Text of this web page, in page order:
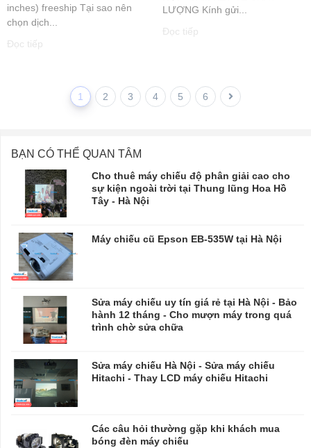
inches) freeship Tại sao nên
chọn dịch...
Đọc tiếp
LƯỢNG Kính gửi...
Đọc tiếp
1 2 3 4 5 6
BẠN CÓ THỂ QUAN TÂM
Cho thuê máy chiếu độ phân giải cao cho
sự kiện ngoài trời tại Thung lũng Hoa Hồ
Tây - Hà Nội
Máy chiếu cũ Epson EB-535W tại Hà Nội
Sửa máy chiếu uy tín giá rẻ tại Hà Nội - Bảo
hành 12 tháng - Cho mượn máy trong quá
trình chờ sửa chữa
​​​​​​​Sửa máy chiếu Hà Nội - Sửa máy chiếu
Hitachi - Thay LCD máy chiếu Hitachi
Các câu hỏi thường gặp khi khách mua
bóng đèn máy chiếu